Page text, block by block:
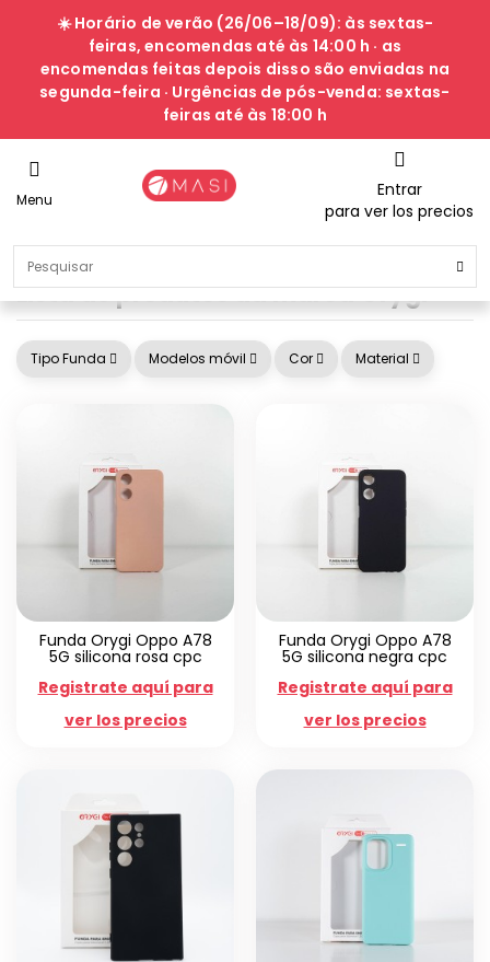
☀️ Horário de verão (26/06–18/09): às sextas-
feiras, encomendas até às 14:00 h · as
encomendas feitas depois disso são enviadas na
segunda-feira · Urgências de pós-venda: sextas-
feiras até às 18:00 h
Menu
Entrar
para ver los precios
Lista de produtos da marca Orygi
Tipo Funda Modelos móvil Cor Material
Funda Orygi Oppo A78
5G silicona rosa cpc
Registrate aquí para
ver los precios
Funda Orygi Oppo A78
5G silicona negra cpc
Registrate aquí para
ver los precios